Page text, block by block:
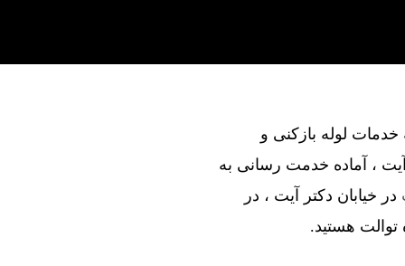
در ارائه خدمات لوله بازکنی و
، آماده خدمت رسانی به
در خیابان دکتر آیت ، در
توالت هستید.